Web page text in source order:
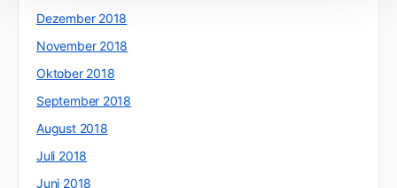
Dezember 2018
November 2018
Oktober 2018
September 2018
August 2018
Juli 2018
Juni 2018